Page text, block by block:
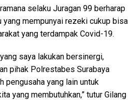
selaku Juragan 99 berharap
yang mempunyai rezeki cukup bisa
yang terdampak Covid-19.
saya lakukan bersinergi,
pihak Polrestabes Surabaya
pengusaha yang lain untuk
yang membutuhkan,” tutur Gilang